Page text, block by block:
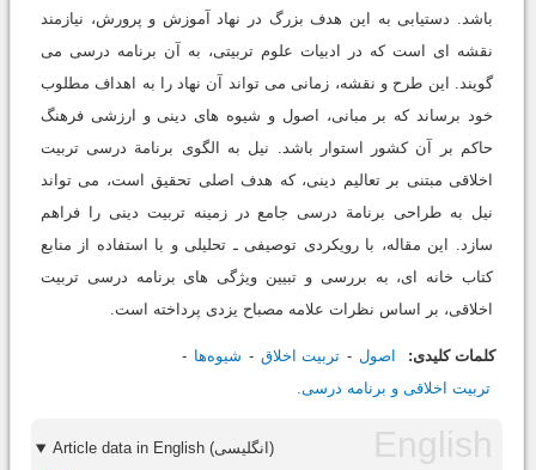
باشد. دستیابی به این هدف بزرگ در نهاد آموزش و پرورش، نیازمند
نقشه ای است که در ادبیات علوم تربیتی، به آن برنامه درسی می
گویند. این طرح و نقشه، زمانی می تواند آن نهاد را به اهداف مطلوب
خود برساند که بر مبانی، اصول و شیوه های دینی و ارزشی فرهنگ
حاکم بر آن کشور استوار باشد. نیل به الگوی برنامة درسی تربیت
اخلاقی مبتنی بر تعالیم دینی، که هدف اصلی تحقیق است، می تواند
نیل به طراحی برنامة درسی جامع در زمینه تربیت دینی را فراهم
سازد. این مقاله، با رویکردی توصیفی ـ تحلیلی و با استفاده از منابع
کتاب خانه ای، به بررسی و تبیین ویژگی های برنامه درسی تربیت
اخلاقی، بر اساس نظرات علامه مصباح یزدی پرداخته است.
کلمات کلیدی: اصول تربیت اخلاق
شیوه‌ها
تربیت اخلاقی و برنامه درسی.
Article data in English (انگلیسی)